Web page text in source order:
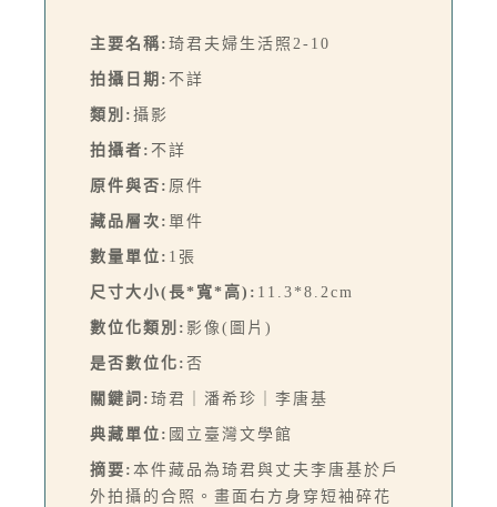
主要名稱: 琦君夫婦生活照2-10
拍攝日期: 不詳
類別: 攝影
拍攝者: 不詳
原件與否: 原件
藏品層次: 單件
數量單位: 1張
尺寸大小(長*寬*高): 11.3*8.2cm
數位化類別: 影像(圖片)
是否數位化: 否
關鍵詞: 琦君｜潘希珍｜李唐基
典藏單位: 國立臺灣文學館
摘要: 本件藏品為琦君與丈夫李唐基於戶
外拍攝的合照。畫面右方身穿短袖碎花